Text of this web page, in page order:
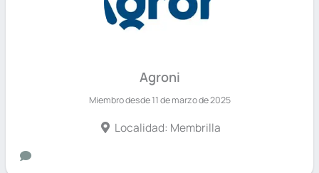
Agroni
Miembro desde 11 de marzo de 2025
Localidad: Membrilla